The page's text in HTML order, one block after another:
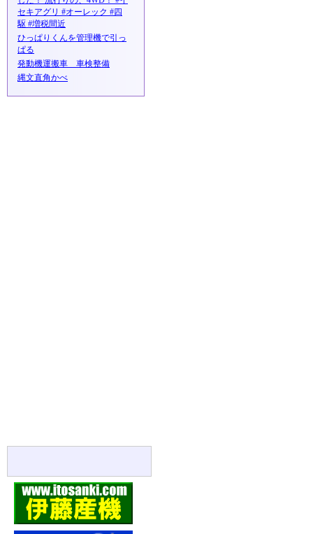
セキアグリ #オーレック #四
駆 #増税間近
ひっぱりくんを管理機で引っ
ぱる
発動機運搬車 車検整備
縄文直角かべ